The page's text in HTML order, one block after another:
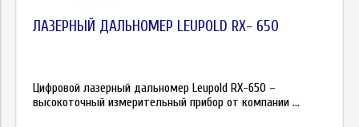
ЛАЗЕРНЫЙ ДАЛЬНОМЕР LEUPOLD RX- 650
Цифровой лазерный дальномер Leupold RX-650 –
высокоточный измерительный прибор от компании ...